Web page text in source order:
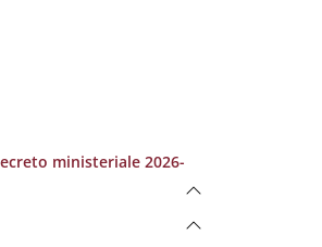
ministeriale 2026-